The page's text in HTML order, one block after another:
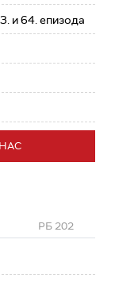
и 64. епизода
РБ 202